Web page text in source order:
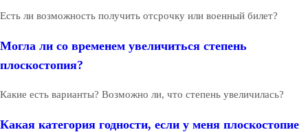
Есть ли возможность получить отсрочку или военный билет?
Могла ли со временем увеличиться степень
плоскостопия?
Какие есть варианты? Возможно ли, что степень увеличилась?
Какая категория годности, если у меня плоскостопие